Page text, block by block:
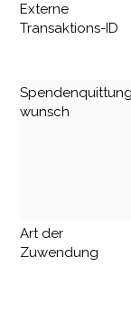
Externe
Transaktions-ID
wunsch
Art der
Zuwendung